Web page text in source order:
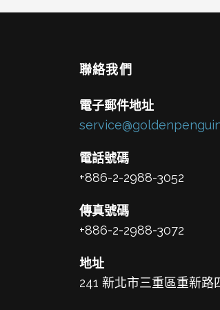
聯絡我們
電子郵件地址
電話號碼
+886-2-2988-3052
傳真號碼
+886-2-2988-3072
地址
241 新北市三重區重新路